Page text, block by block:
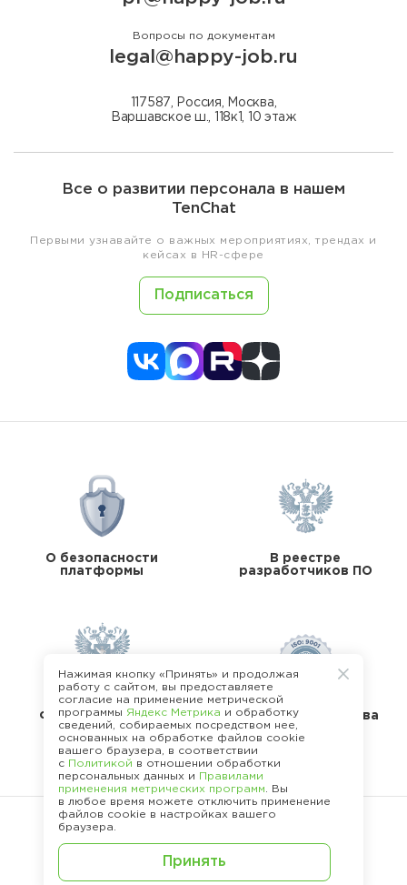
Вопросы по документам
legal@happy-job.ru
117587, Россия, Москва,
Варшавское ш., 118к1, 10 этаж
Все о развитии персонала в нашем
TenChat
Первыми узнавайте о важных мероприятиях, трендах и
кейсах в HR-сфере
Подписаться
О безопасности
платформы
В реестре
разработчиков ПО
В реестре
операторов перс.
данных
Стандарты качества
Политика конфиденциальности
Нажимая кнопку «Принять» и продолжая
работу с сайтом, вы предоставляете
согласие на применение метрической
программы Яндекс Метрика и обработку
сведений, собираемых посредством нее,
основанных на обработке файлов cookie
вашего браузера, в соответствии
с Политикой в отношении обработки
персональных данных и
Правилами
применения метрических программ . Вы
в любое время можете отключить применение
файлов cookie в настройках вашего
браузера.
Принять